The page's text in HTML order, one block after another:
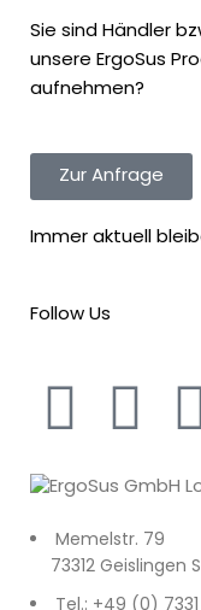
Sie sind Händler
unsere ErgoSus
aufnehmen?
Zur Anfrage
Immer aktuell
Follow Us
Memelstr. 79
73312 Geislingen